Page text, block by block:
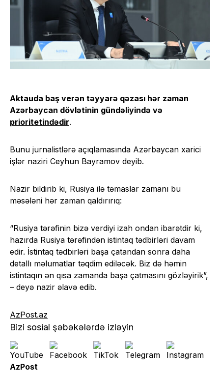
Aktauda baş verən təyyarə qəzası hər zaman
Azərbaycan dövlətinin gündəliyində və
prioritetindədir.
Bunu jurnalistlərə açıqlamasında Azərbaycan xarici
işlər naziri Ceyhun Bayramov deyib.
Nazir bildirib ki, Rusiya ilə təmaslar zamanı bu
məsələni hər zaman qaldırırıq:
“Rusiya tərəfinin bizə verdiyi izah ondan ibarətdir ki,
hazırda Rusiya tərəfindən istintaq tədbirləri davam
edir. İstintaq tədbirləri başa çatandan sonra daha
detallı məlumatlar təqdim ediləcək. Biz də həmin
istintaqın ən qısa zamanda başa çatmasını gözləyirik”,
– deyə nazir əlavə edib.
AzPost.az
Bizi sosial şəbəkələrdə izləyin
AzPost